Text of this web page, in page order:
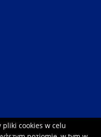
cookies w celu